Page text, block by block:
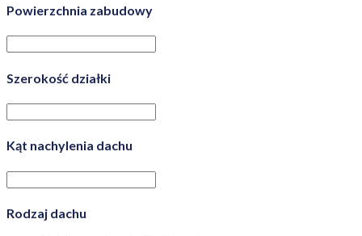
Powierzchnia zabudowy
Szerokość działki
Kąt nachylenia dachu
Rodzaj dachu